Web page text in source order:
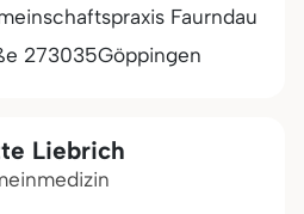
Faurndau
273035Göppingen
Liebrich